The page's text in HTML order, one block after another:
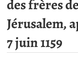
des frères
Jérusalem,
7 juin 1159